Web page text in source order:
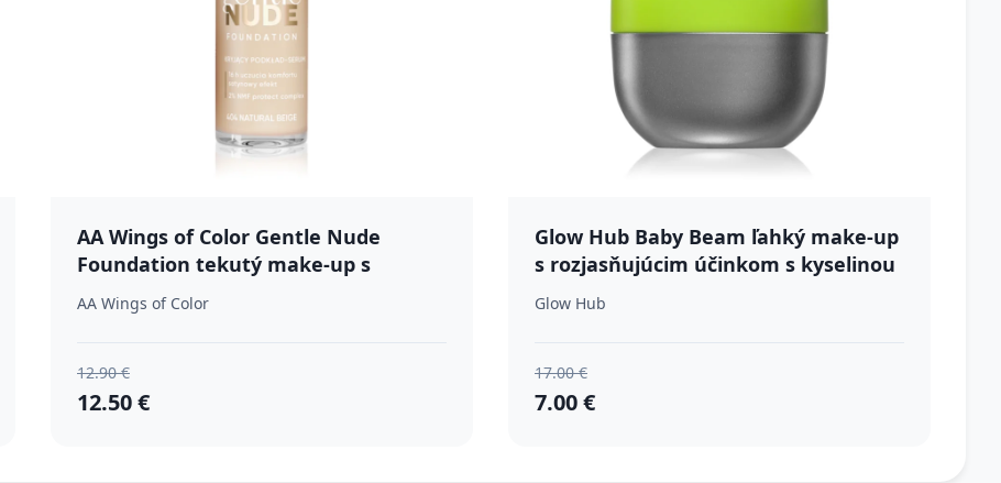
AA Wings of Color Gentle Nude
Foundation tekutý make-up s
hydratačným účinkom odtieň 404
Natural Beige 30 ml
AA Wings of Color
12.90 €
12.50 €
Glow Hub Baby Beam ľahký make-up
s rozjasňujúcim účinkom s kyselinou
hyalurónovou odtieň Sun Beam 35
Glow Hub
17.00 €
7.00 €